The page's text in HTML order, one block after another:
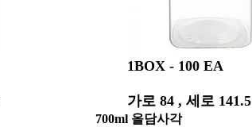
1BOX - 100 EA
가로 84 , 세로 141.5
구매하기
700ml 올담사각